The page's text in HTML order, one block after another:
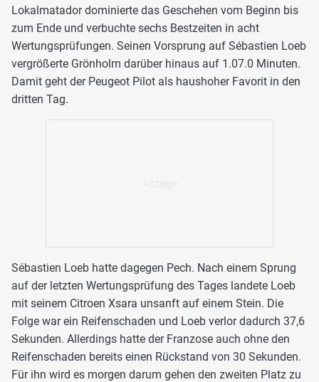
Lokalmatador dominierte das Geschehen vom Beginn bis
zum Ende und verbuchte sechs Bestzeiten in acht
Wertungsprüfungen. Seinen Vorsprung auf Sébastien Loeb
vergrößerte Grönholm darüber hinaus auf 1.07.0 Minuten.
Damit geht der Peugeot Pilot als haushoher Favorit in den
dritten Tag.
Sébastien Loeb hatte dagegen Pech. Nach einem Sprung
auf der letzten Wertungsprüfung des Tages landete Loeb
mit seinem Citroen Xsara unsanft auf einem Stein. Die
Folge war ein Reifenschaden und Loeb verlor dadurch 37,6
Sekunden. Allerdings hatte der Franzose auch ohne den
Reifenschaden bereits einen Rückstand von 30 Sekunden.
Für ihn wird es morgen darum gehen den zweiten Platz zu